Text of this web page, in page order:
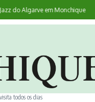
Algarve em Monchique
todos os dias